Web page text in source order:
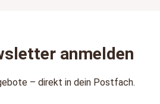
anmelden
– direkt in dein Postfach.